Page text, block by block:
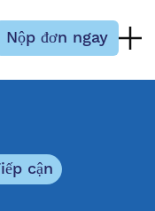
Nộp đơn ngay
cận